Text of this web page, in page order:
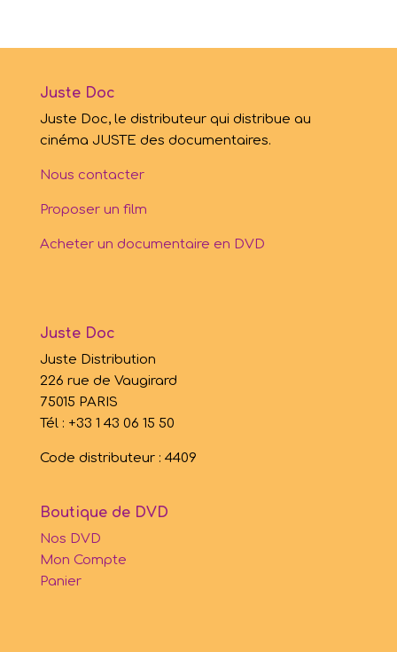
Juste Doc
Juste Doc, le distributeur qui distribue au
cinéma JUSTE des documentaires.
Nous contacter
Proposer un film
Acheter un documentaire en DVD
Juste Doc
Juste Distribution
226 rue de Vaugirard
75015 PARIS
Tél : +33 1 43 06 15 50
Code distributeur : 4409
Boutique de DVD
Nos DVD
Mon Compte
Panier